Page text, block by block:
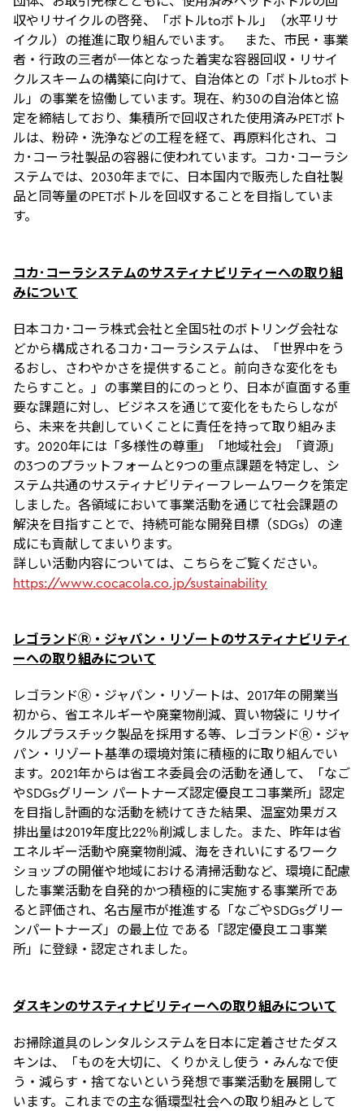
収やリサイクルの啓発、「ボトルtoボトル」（水平リサ
イクル）の推進に取り組んでいます。 また、市民・事業
者・行政の三者が一体となった着実な容器回収・リサイ
クルスキームの構築に向けて、自治体との「ボトルtoボト
ル」の事業を協働しています。現在、約30の自治体と協
定を締結しており、集積所で回収された使用済みPETボト
ルは、粉砕・洗浄などの工程を経て、再原料化され、コ
カ･コーラ社製品の容器に使われています。コカ･コーラシ
ステムでは、2030年までに、日本国内で販売した自社製
品と同等量のPETボトルを回収することを目指していま
す。
コカ･コーラシステムのサスティナビリティーへの取り組
みについて
日本コカ･コーラ株式会社と全国5社のボトリング会社な
どから構成されるコカ･コーラシステムは、「世界中をう
るおし、さわやかさを提供すること。前向きな変化をも
たらすこと。」の事業目的にのっとり、日本が直面する重
要な課題に対し、ビジネスを通じて変化をもたらしなが
ら、未来を共創していくことに責任を持って取り組みま
す。2020年には「多様性の尊重」「地域社会」「資源」
の3つのプラットフォームと9つの重点課題を特定し、シ
ステム共通のサスティナビリティーフレームワークを策定
しました。各領域において事業活動を通じて社会課題の
解決を目指すことで、持続可能な開発目標（SDGs）の達
成にも貢献してまいります。
詳しい活動内容については、こちらをご覧ください。
https://www.cocacola.co.jp/sustainability
レゴランドⓇ・ジャパン・リゾートのサスティナビリティ
ーへの取り組みについて
レゴランドⓇ・ジャパン・リゾートは、2017年の開業当
初から、省エネルギーや廃棄物削減、買い物袋に リサイ
クルプラスチック製品を採用する等、レゴランドⓇ・ジャ
パン・リゾート基準の環境対策に積極的に取り組んでい
ます。2021年からは省エネ委員会の活動を通して、「なご
やSDGsグリーン パートナーズ認定優良エコ事業所」認定
を目指し計画的な活動を続けてきた結果、温室効果ガス
排出量は2019年度比22％削減しました。また、昨年は省
エネルギー活動や廃棄物削減、海をきれいにするワーク
ショップの開催や地域における清掃活動など、環境に配慮
した事業活動を自発的かつ積極的に実施する事業所であ
ると評価され、名古屋市が推進する「なごやSDGsグリー
ンパートナーズ」の最上位 である「認定優良エコ事業
所」に登録・認定されました。
ダスキンのサスティナビリティーへの取り組みについて
お掃除道具のレンタルシステムを日本に定着させたダス
キンは、「ものを大切に、くりかえし使う・みんなで使
う・減らす・捨てないという発想で事業活動を展開して
います。これまでの主な循環型社会への取り組みとして